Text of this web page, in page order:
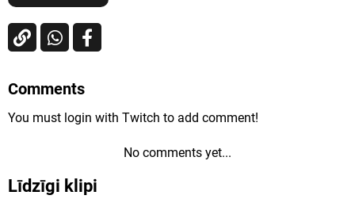
Comments
You must login with Twitch to add comment!
No comments yet...
Līdzīgi klipi